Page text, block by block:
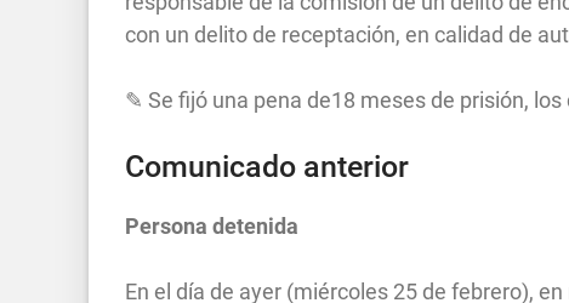
con un delito de receptación, en calidad de
✎ Se fijó una pena de18 meses de prisión,
Comunicado anterior
Persona detenida
En el día de ayer (miércoles 25 de febrero),